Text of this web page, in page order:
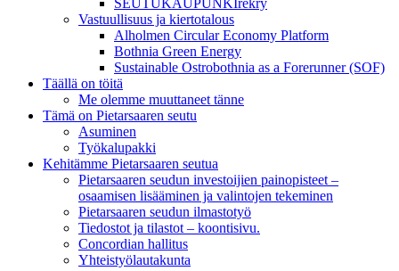
SEUTUKAUPUNKIrekry
Vastuullisuus ja kiertotalous
Alholmen Circular Economy Platform
Bothnia Green Energy
Sustainable Ostrobothnia as a Forerunner (SOF)
Täällä on töitä
Me olemme muuttaneet tänne
Tämä on Pietarsaaren seutu
Asuminen
Työkalupakki
Kehitämme Pietarsaaren seutua
Pietarsaaren seudun investoijien painopisteet –
osaamisen lisääminen ja valintojen tekeminen
Pietarsaaren seudun ilmastotyö
Tiedostot ja tilastot – koontisivu.
Concordian hallitus
Yhteistyölautakunta